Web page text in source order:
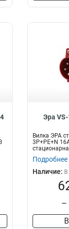
Эра
Вилка ЭРА
3Р+РЕ+N
Подробнее
Наличие:
–